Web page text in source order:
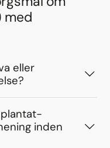
med
eller
inden